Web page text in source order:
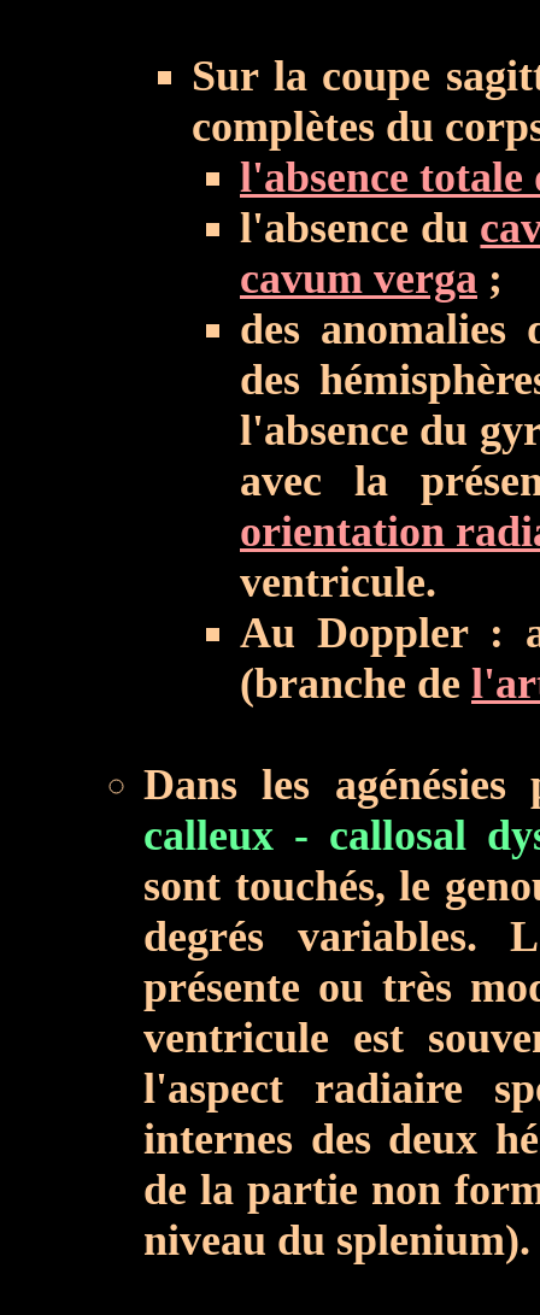
Sur la coupe
complètes du
l'absence
l'absence du
cavum verga ;
des
des
l'absence du
avec la
orientation
ventricule.
Au Doppler :
(branche de
Dans les agénésies
calleux - callosal
sont touchés, le
degrés variables.
présente ou très
ventricule est
l'aspect radiaire
internes des deux
de la partie non
niveau du splenium).